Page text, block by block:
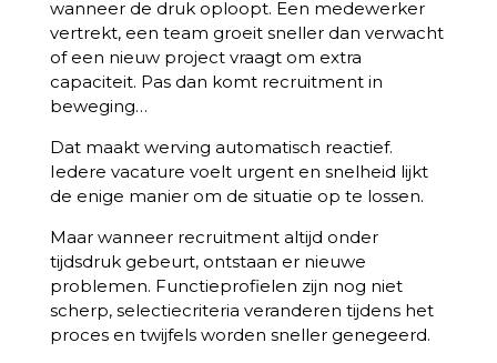
wanneer de druk oploopt. Een medewerker
vertrekt, een team groeit sneller dan verwacht
of een nieuw project vraagt om extra
capaciteit. Pas dan komt recruitment in
beweging…
Dat maakt werving automatisch reactief.
Iedere vacature voelt urgent en snelheid lijkt
de enige manier om de situatie op te lossen.
Maar wanneer recruitment altijd onder
tijdsdruk gebeurt, ontstaan er nieuwe
problemen. Functieprofielen zijn nog niet
scherp, selectiecriteria veranderen tijdens het
proces en twijfels worden sneller genegeerd.